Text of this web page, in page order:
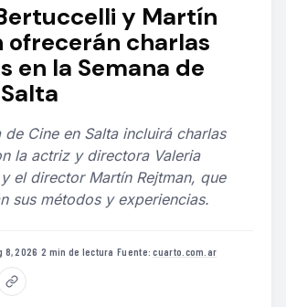
y Martín
ofrecerán charlas
en la Semana de
de Cine en Salta incluirá charlas
la actriz y directora Valeria
el director Martín Rejtman, que
sus métodos y experiencias.
8, 2026 ·2 min de lectura ·Fuente:cuarto.com.ar